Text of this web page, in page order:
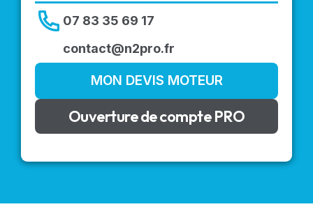
07 83 35 69 17
contact@n2pro.fr
MON DEVIS MOTEUR
Ouverture de compte PRO